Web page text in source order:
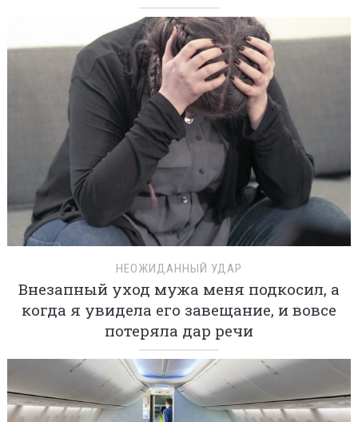
НЕОЖИДАННЫЙ УДАР
Внезапный уход мужа меня подкосил, а
когда я увидела его завещание, и вовсе
потеряла дар речи